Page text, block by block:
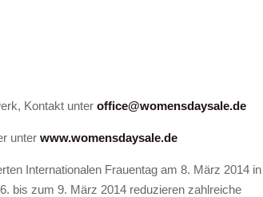
Kontakt unter office@womensdaysale.de
unter www.womensdaysale.de
Internationalen Frauentag am 8. März 2014 in
bis zum 9. März 2014 reduzieren zahlreiche